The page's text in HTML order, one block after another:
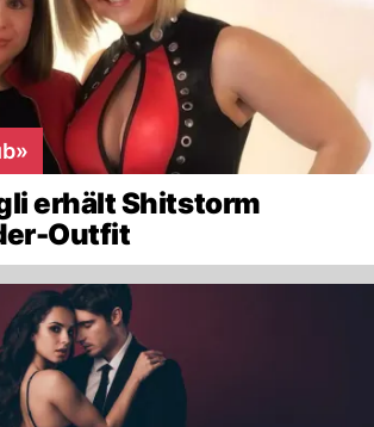
erhält Shitstorm
Outfit